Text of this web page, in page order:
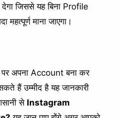
जिससे यह बिना Profile
माना जाएगा।
अपना Account बना कर
हैं उम्मीद है यह जानकारी
से Instagram